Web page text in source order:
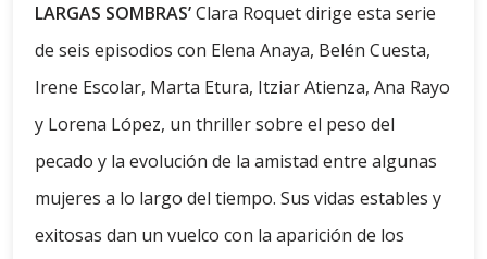
LARGAS SOMBRAS’Clara Roquet dirige esta serie
de seis episodios con Elena Anaya, Belén Cuesta,
Irene Escolar, Marta Etura, Itziar Atienza, Ana Rayo
y Lorena López, un thriller sobre el peso del
pecado y la evolución de la amistad entre algunas
mujeres a lo largo del tiempo. Sus vidas estables y
exitosas dan un vuelco con la aparición de los